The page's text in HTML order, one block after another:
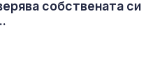
собствената си